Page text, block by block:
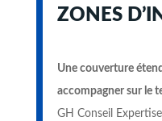
ZONES
Une couverture
accompagner sur le
GH Conseil